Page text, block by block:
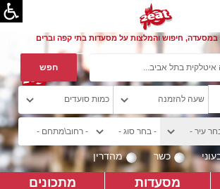
חיפוש והמלצות על מסעדות בתי קפה וברים
כשר מהדרין
מסעדות מתכונים